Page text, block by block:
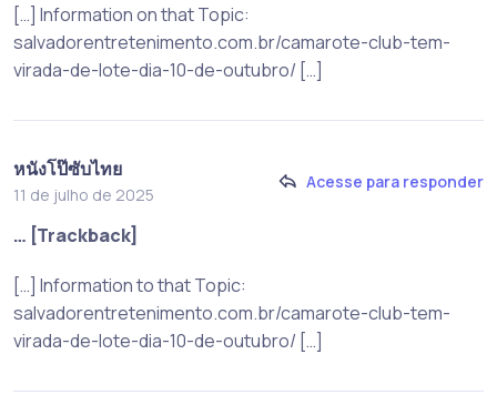
[…] Information on that Topic:
salvadorentretenimento.com.br/camarote-club-tem-
virada-de-lote-dia-10-de-outubro/ […]
หนังโป๊ซับไทย
11 de julho de 2025
Acesse para responder
… [Trackback]
[…] Information to that Topic:
salvadorentretenimento.com.br/camarote-club-tem-
virada-de-lote-dia-10-de-outubro/ […]